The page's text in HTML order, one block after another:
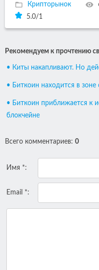
Крипторынок
5.0/1
Рекомендуем к прочтению
• Киты накапливают. Но
• Биткоин находится в
• Биткоин приближается к
блокчейне
Всего комментариев: 0
Имя *:
Email *: